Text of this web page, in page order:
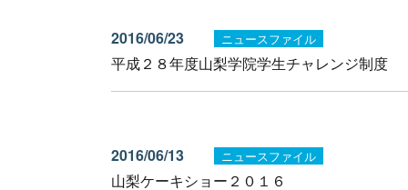
2016/06/23 ニュースファイル
平成２８年度山梨学院学生チャレンジ制度
2016/06/13 ニュースファイル
山梨ケーキショー２０１６